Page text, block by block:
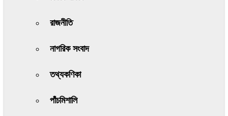
রাজনীতি
নাগরিক সংবাদ
তথ্যকণিকা
পাঁচমিশালি